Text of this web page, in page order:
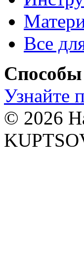
Все
Узнайте
© 2026